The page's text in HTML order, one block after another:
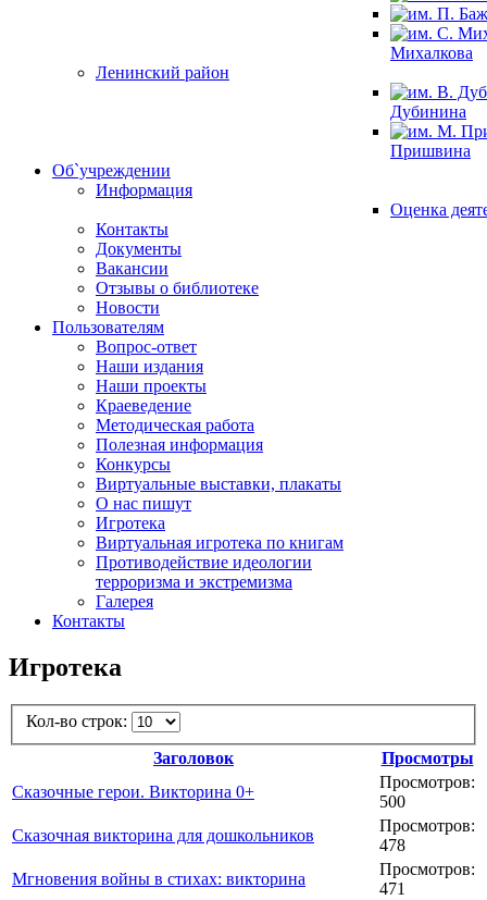
Михалкова
Ленинский район
Дубинина
Пришвина
Об`учреждении
Информация
Оценка
Контакты
Документы
Вакансии
Отзывы о библиотеке
Новости
Пользователям
Вопрос-ответ
Наши издания
Наши проекты
Краеведение
Методическая работа
Полезная информация
Конкурсы
Виртуальные выставки, плакаты
О нас пишут
Игротека
Виртуальная игротека по книгам
Противодействие идеологии
терроризма и экстремизма
Галерея
Контакты
Игротека
Кол-во строк:
Заголовок
Просмотры
Сказочные герои. Викторина 0+
Просмотров:
500
Сказочная викторина для дошкольников
Просмотров:
478
Мгновения войны в стихах: викторина
Просмотров:
471